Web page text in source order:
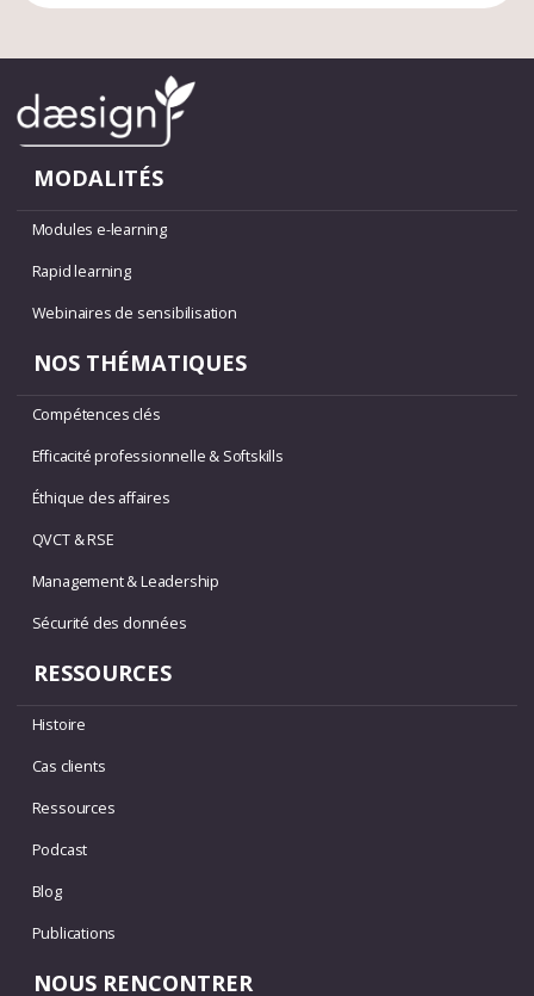
MODALITÉS
Modules e-learning
Rapid learning
Webinaires de sensibilisation
NOS THÉMATIQUES
Compétences clés
Efficacité professionnelle & Softskills
Éthique des affaires
QVCT & RSE
Management & Leadership
Sécurité des données
RESSOURCES
Histoire
Cas clients
Ressources
Podcast
Blog
Publications
NOUS RENCONTRER